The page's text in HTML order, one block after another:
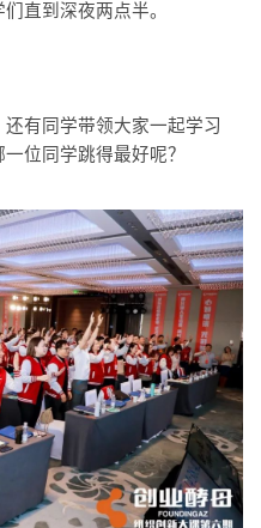
直到深夜两点半。
有同学带领大家一起学习
位同学跳得最好呢？